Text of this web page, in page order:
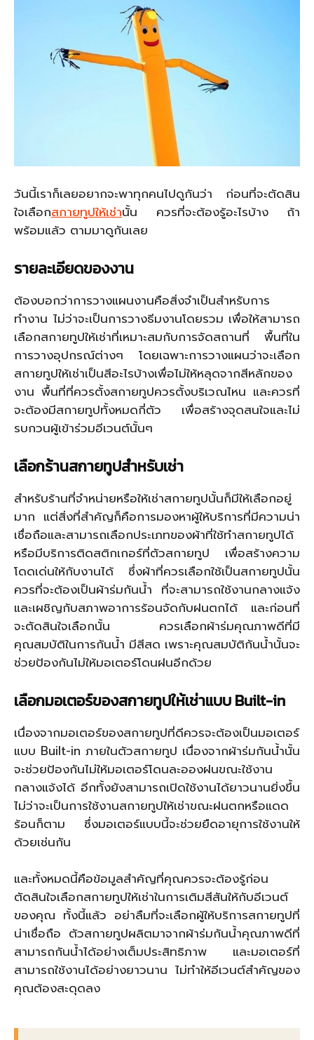
วันนี้เราก็เลยอยากจะพาทุกคนไปดูกันว่า ก่อนที่จะตัดสิน
ใจเลือกสกายทูปให้เช่านั้น ควรที่จะต้องรู้อะไรบ้าง ถ้า
พร้อมแล้ว ตามมาดูกันเลย
รายละเอียดของงาน
ต้องบอกว่าการวางแผนงานคือสิ่งจำเป็นสำหรับการ
ทำงาน ไม่ว่าจะเป็นการวางธีมงานโดยรวม เพื่อให้สามารถ
เลือกสกายทูปให้เช่าที่เหมาะสมกับการจัดสถานที่ พื้นที่ใน
การวางอุปกรณ์ต่างๆ โดยเฉพาะการวางแผนว่าจะเลือก
สกายทูปให้เช่าเป็นสีอะไรบ้างเพื่อไม่ให้หลุดจากสีหลักของ
งาน พื้นที่ที่ควรตั้งสกายทูปควรตั้งบริเวณไหน และควรที่
จะต้องมีสกายทูปทั้งหมดกี่ตัว เพื่อสร้างจุดสนใจและไม่
รบกวนผู้เข้าร่วมอีเวนต์นั้นๆ
เลือกร้านสกายทูปสำหรับเช่า
สำหรับร้านที่จำหน่ายหรือให้เช่าสกายทูปนั้นก็มีให้เลือกอยู่
มาก แต่สิ่งที่สำคัญก็คือการมองหาผู้ให้บริการที่มีความน่า
เชื่อถือและสามารถเลือกประเภทของผ้าที่ใช้ทำสกายทูปได้
หรือมีบริการติดสติกเกอร์ที่ตัวสกายทูป เพื่อสร้างความ
โดดเด่นให้กับงานได้ ซึ่งผ้าที่ควรเลือกใช้เป็นสกายทูปนั้น
ควรที่จะต้องเป็นผ้าร่มกันน้ำ ที่จะสามารถใช้งานกลางแจ้ง
และเผชิญกับสภาพอาการร้อนจัดกับฝนตกได้ และก่อนที่
จะตัดสินใจเลือกนั้น ควรเลือกผ้าร่มคุณภาพดีที่มี
คุณสมบัติในการกันน้ำ มีสีสด เพราะคุณสมบัติกันน้ำนั้นจะ
ช่วยป้องกันไม่ให้มอเตอร์โดนฝนอีกด้วย
เลือกมอเตอร์ของสกายทูปให้เช่าแบบBuilt-in
เนื่องจากมอเตอร์ของสกายทูปที่ดีควรจะต้องเป็นมอเตอร์
แบบ Built-in ภายในตัวสกายทูป เนื่องจากผ้าร่มกันน้ำนั้น
จะช่วยป้องกันไม่ให้มอเตอร์โดนละอองฝนขณะใช้งาน
กลางแจ้งได้ อีกทั้งยังสามารถเปิดใช้งานได้ยาวนานยิ่งขึ้น
ไม่ว่าจะเป็นการใช้งานสกายทูปให้เช่าขณะฝนตกหรือแดด
ร้อนก็ตาม ซึ่งมอเตอร์แบบนี้จะช่วยยืดอายุการใช้งานให้
ด้วยเช่นกัน
และทั้งหมดนี้คือข้อมูลสำคัญที่คุณควรจะต้องรู้ก่อน
ตัดสินใจเลือกสกายทูปให้เช่าในการเติมสีสันให้กับอีเวนต์
ของคุณ ทั้งนี้แล้ว อย่าลืมที่จะเลือกผู้ให้บริการสกายทูปที่
น่าเชื่อถือ ตัวสกายทูปผลิตมาจากผ้าร่มกันน้ำคุณภาพดีที่
สามารถกันน้ำได้อย่างเต็มประสิทธิภาพ และมอเตอร์ที่
สามารถใช้งานได้อย่างยาวนาน ไม่ทำให้อีเวนต์สำคัญของ
คุณต้องสะดุดลง